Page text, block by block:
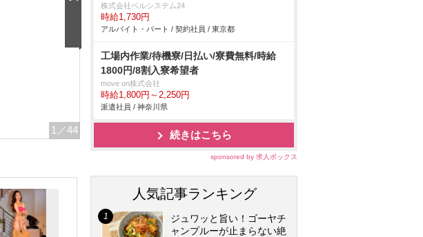
1 ／44
株式会社ベルシステム24
時給1,730円
アルバイト・パート / 契約社員 / 東京都
工場内作業/待機寮/日払い/寮費無料/時給
1800円/8割入寮希望者
move on株式会社
時給1,800円～2,250円
派遣社員 / 神奈川県
続きはこちら
sponsored by 求人ボックス
人気記事ランキング
ジュワッと旨い！ゴーヤチ
ャンプルーが止まらない絶